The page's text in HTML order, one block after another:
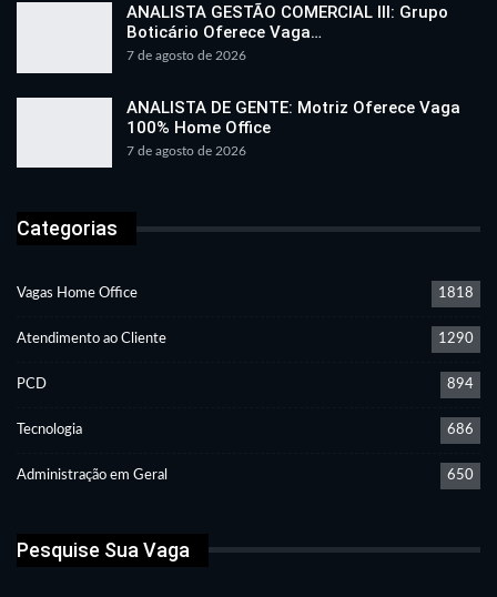
ANALISTA GESTÃO COMERCIAL III: Grupo
Boticário Oferece Vaga…
7 de agosto de 2026
ANALISTA DE GENTE: Motriz Oferece Vaga
100% Home Office
7 de agosto de 2026
Categorias
Vagas Home Office 1818
Atendimento ao Cliente 1290
PCD 894
Tecnologia 686
Administração em Geral 650
Pesquise Sua Vaga